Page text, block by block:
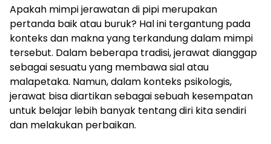
Apakah mimpi jerawatan di pipi merupakan
pertanda baik atau buruk? Hal ini tergantung pada
konteks dan makna yang terkandung dalam mimpi
tersebut. Dalam beberapa tradisi, jerawat dianggap
sebagai sesuatu yang membawa sial atau
malapetaka. Namun, dalam konteks psikologis,
jerawat bisa diartikan sebagai sebuah kesempatan
untuk belajar lebih banyak tentang diri kita sendiri
dan melakukan perbaikan.